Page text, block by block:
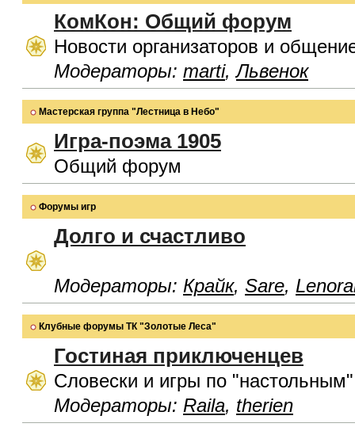
КомКон: Общий форум
Новости организаторов и
Модераторы: marti,Львенок
Мастерская группа "Лестница в Небо"
Игра-поэма 1905
Общий форум
Форумы игр
Долго и счастливо
Модераторы: Крайк, Sare,
Клубные форумы ТК "Золотые Леса"
Гостиная приключенцев
Словески и игры по
Модераторы: Raila, therien